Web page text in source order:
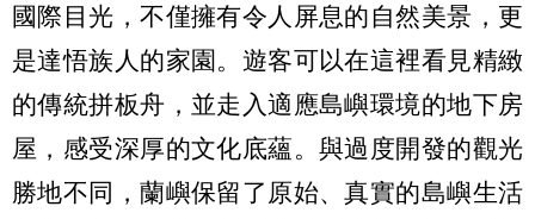
國際目光，不僅擁有令人屏息的自然美景，更
是達悟族人的家園。遊客可以在這裡看見精緻
的傳統拼板舟，並走入適應島嶼環境的地下房
屋，感受深厚的文化底蘊。與過度開發的觀光
勝地不同，蘭嶼保留了原始、真實的島嶼生活